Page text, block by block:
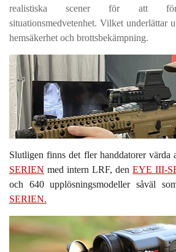
realistiska scener för att
situationsmedvetenhet. Vilket underlättar
hemsäkerhet och brottsbekämpning.
Slutligen finns det fler handdatorer värda
SERIEN med intern LRF, den EYE III-
och 640 upplösningsmodeller såväl
SERIEN.